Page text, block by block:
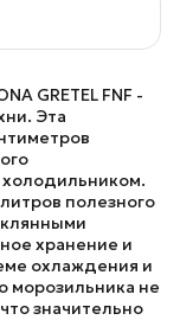
GRETEL FNF -
Эта
холодильником.
полезного
хранение и
охлаждения и
морозильника не
значительно